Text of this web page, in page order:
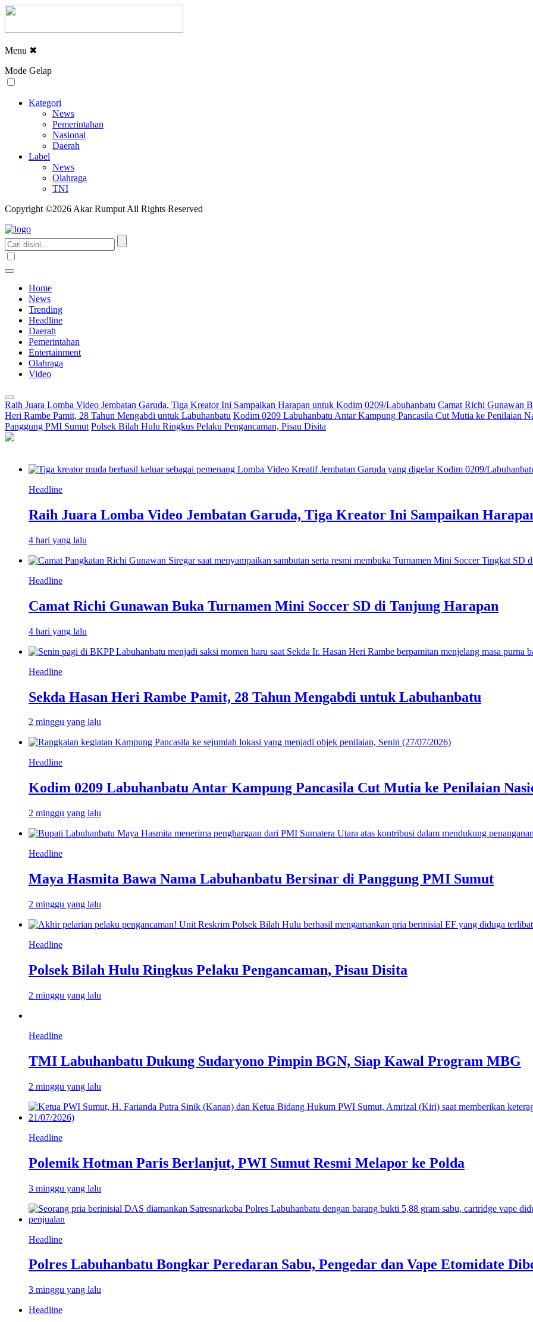
Menu ✖
Mode Gelap
Kategori
News
Pemerintahan
Nasional
Daerah
Label
News
Olahraga
TNI
Copyright ©2026 Akar Rumput All Rights Reserved
Home
News
Trending
Headline
Daerah
Pemerintahan
Entertainment
Olahraga
Video
Raih Juara Lomba Video Jembatan Garuda, Tiga Kreator Ini Sampaikan Harapan untuk Kodim 0209/Labuhanbatu Camat Richi Gunawan
Heri Rambe Pamit, 28 Tahun Mengabdi untuk Labuhanbatu Kodim 0209 Labuhanbatu Antar Kampung Pancasila Cut Mutia ke Penilaian
Panggung PMI Sumut Polsek Bilah Hulu Ringkus Pelaku Pengancaman, Pisau Disita
Headline
Raih Juara Lomba Video Jembatan Garuda, Tiga Kreator Ini Sampaikan
4 hari yang lalu
Headline
Camat Richi Gunawan Buka Turnamen Mini Soccer SD di Tanjung Harapan
4 hari yang lalu
Headline
Sekda Hasan Heri Rambe Pamit, 28 Tahun Mengabdi untuk Labuhanbatu
2 minggu yang lalu
Headline
Kodim 0209 Labuhanbatu Antar Kampung Pancasila Cut Mutia ke Penilaian
2 minggu yang lalu
Headline
Maya Hasmita Bawa Nama Labuhanbatu Bersinar di Panggung PMI Sumut
2 minggu yang lalu
Headline
Polsek Bilah Hulu Ringkus Pelaku Pengancaman, Pisau Disita
2 minggu yang lalu
Headline
TMI Labuhanbatu Dukung Sudaryono Pimpin BGN, Siap Kawal Program MBG
2 minggu yang lalu
Headline
Polemik Hotman Paris Berlanjut, PWI Sumut Resmi Melapor ke Polda
3 minggu yang lalu
Headline
Polres Labuhanbatu Bongkar Peredaran Sabu, Pengedar dan Vape Etomidate
3 minggu yang lalu
Headline